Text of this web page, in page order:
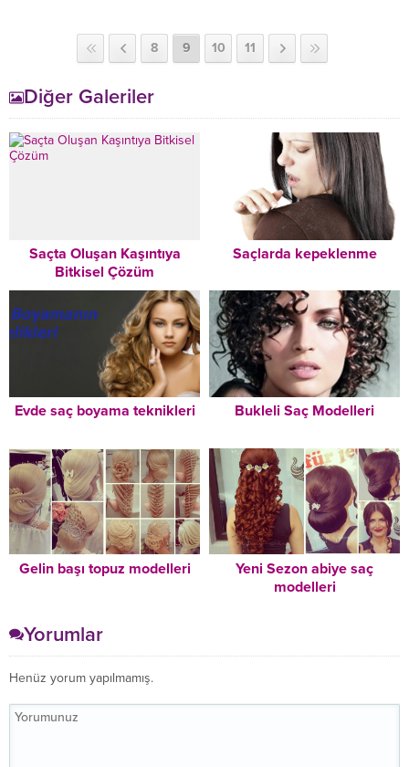
8 9 10 11
Diğer Galeriler
Saçta Oluşan Kaşıntıya
Bitkisel Çözüm
Saçlarda kepeklenme
Evde saç boyama teknikleri Bukleli Saç Modelleri
Gelin başı topuz modelleri
Yeni Sezon abiye saç
modelleri
Yorumlar
Henüz yorum yapılmamış.